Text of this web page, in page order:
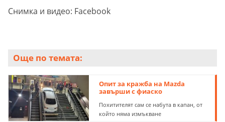
Снимка и видео: Facebook
Още по темата:
Опит за кражба на Mazda
завърши с фиаско
Похитителят сам се набута в капан, от
който няма измъкване